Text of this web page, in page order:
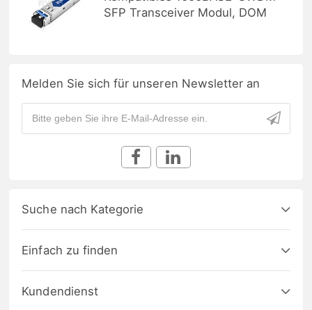
SFP Transceiver Modul, DOM
Melden Sie sich für unseren Newsletter an
Suche nach Kategorie
Einfach zu finden
Kundendienst